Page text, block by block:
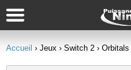
Accueil › Jeux › Switch 2 › Orbitals